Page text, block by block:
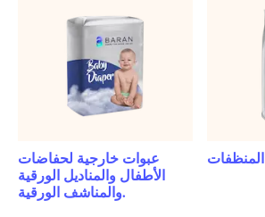
عبوات خارجية لحفاضات
الأطفال والمناديل الورقية
والمناشف الورقية.
المنظفات